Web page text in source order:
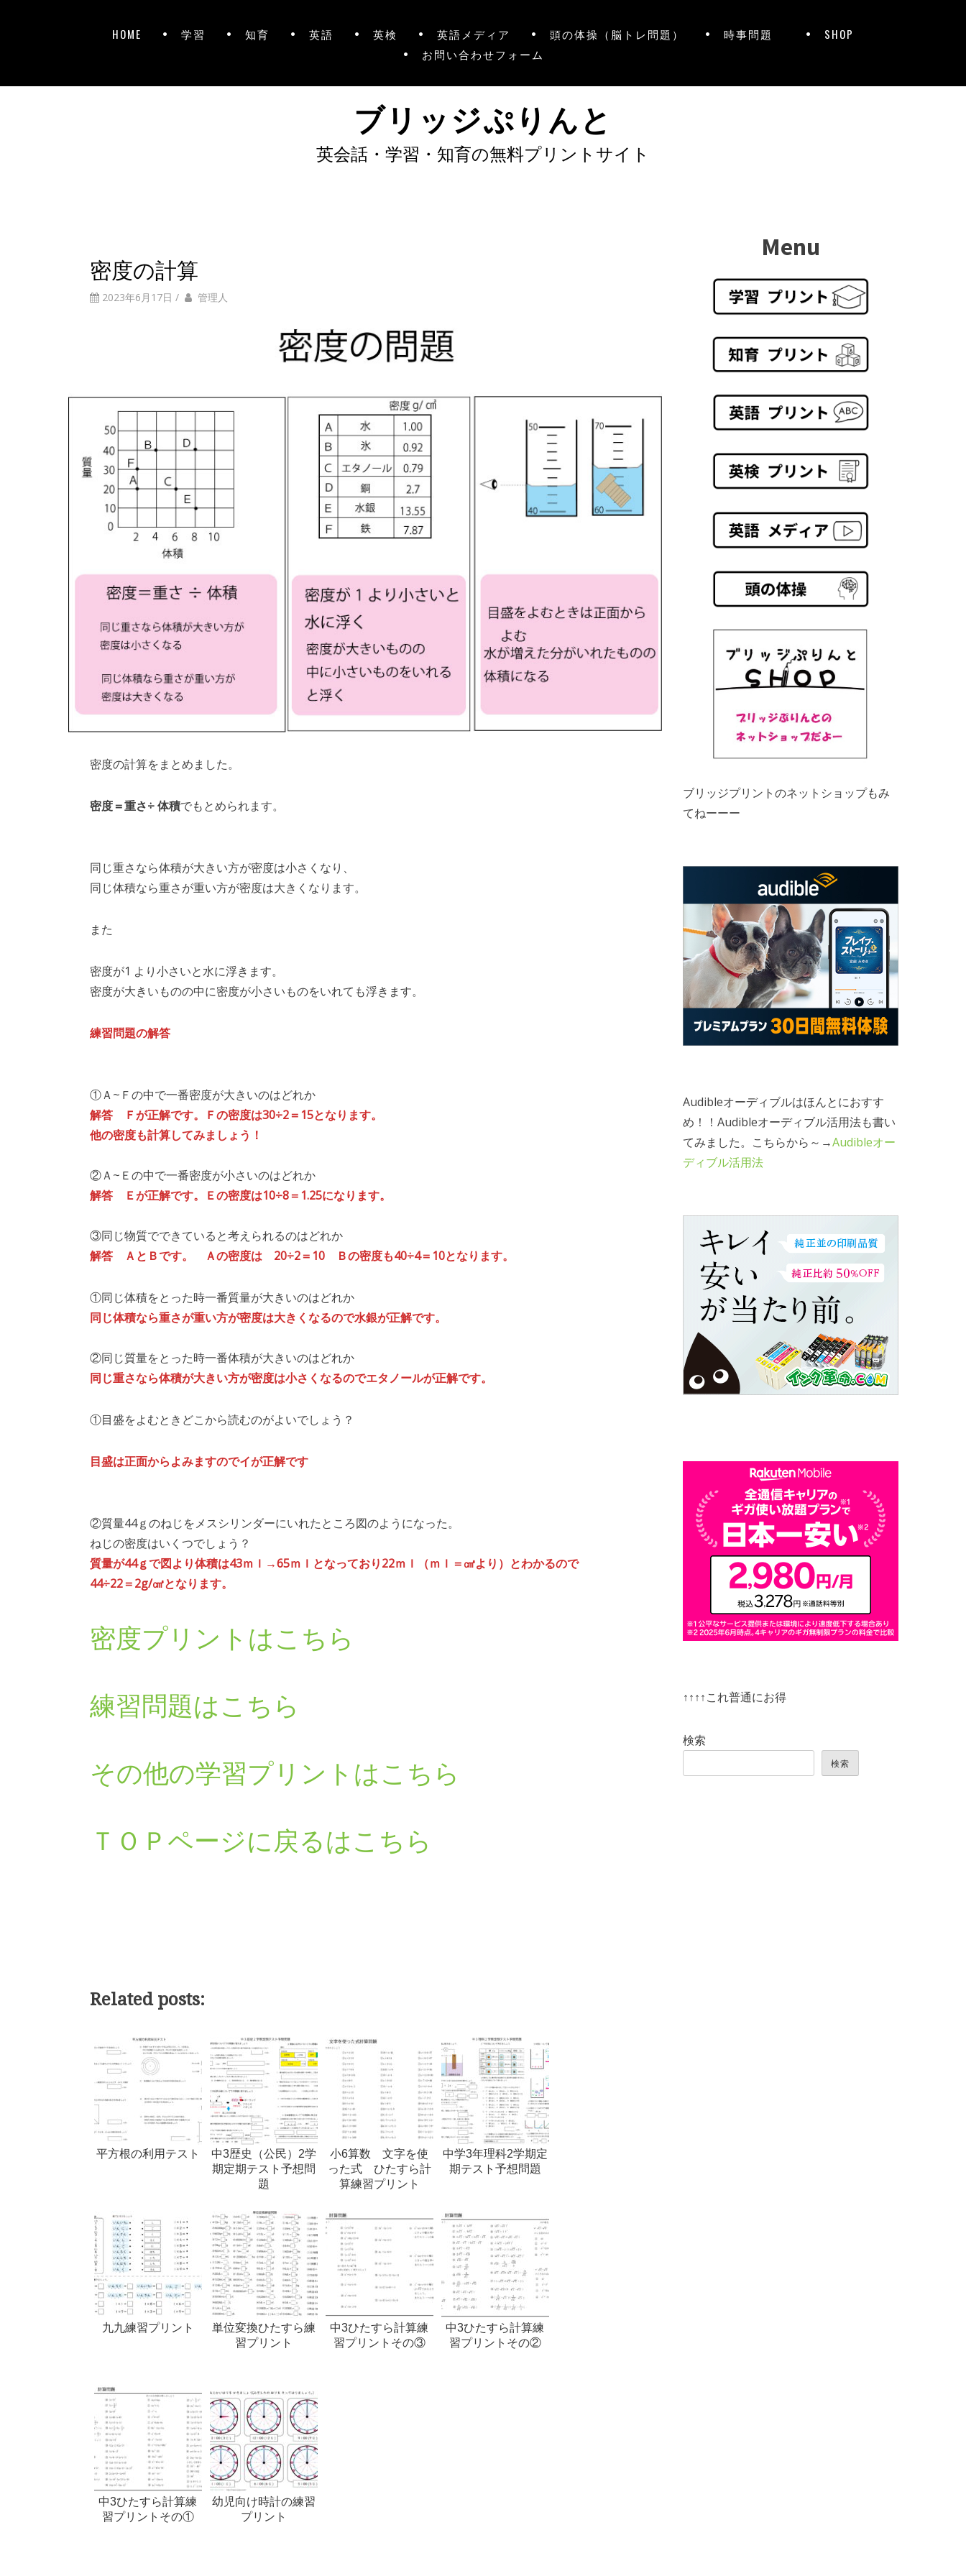
HOME 学習 知育 英語 英検 英語メディア 頭の体操（脳トレ問題） 時事問題
SHOP
お問い合わせフォーム
ブリッジぷりんと
英会話・学習・知育の無料プリントサイト
密度の計算
2023年6月17日 / 管理人
密度の計算をまとめました。
密度＝重さ÷ 体積でもとめられます。
同じ重さなら体積が大きい方が密度は小さくなり、
同じ体積なら重さが重い方が密度は大きくなります。
また
密度が1 より小さいと水に浮きます。
密度が大きいものの中に密度が小さいものをいれても浮きます。
練習問題の解答
①Ａ~Ｆの中で一番密度が大きいのはどれか
解答 Ｆが正解です。Ｆの密度は30÷2＝15となります。
他の密度も計算してみましょう！
②Ａ~Ｅの中で一番密度が小さいのはどれか
解答 Ｅが正解です。Ｅの密度は10÷8＝1.25になります。
③同じ物質でできていると考えられるのはどれか
解答 ＡとＢです。 Ａの密度は 20÷2＝10 Ｂの密度も40÷4＝10となります。
①同じ体積をとった時一番質量が大きいのはどれか
同じ体積なら重さが重い方が密度は大きくなるので水銀が正解です。
②同じ質量をとった時一番体積が大きいのはどれか
同じ重さなら体積が大きい方が密度は小さくなるのでエタノールが正解です。
①目盛をよむときどこから読むのがよいでしょう？
目盛は正面からよみますのでイが正解です
②質量44ｇのねじをメスシリンダーにいれたところ図のようになった。
ねじの密度はいくつでしょう？
質量が44ｇで図より体積は43ｍｌ→65ｍｌとなっており22ｍｌ（ｍｌ＝㎤より）とわかるので
44÷22＝2g/㎤となります。
密度プリントはこちら
練習問題はこちら
その他の学習プリントはこちら
ＴＯＰページに戻るはこちら
Related posts:
平方根の利用テスト
中3歴史（公民）2学
期定期テスト予想問
題
小6算数 文字を使
った式 ひたすら計
算練習プリント
中学3年理科2学期定
期テスト予想問題
九九練習プリント
単位変換ひたすら練
習プリント
中3ひたすら計算練
習プリントその③
中3ひたすら計算練
習プリントその②
中3ひたすら計算練
習プリントその①
幼児向け時計の練習
プリント
Menu
ブリッジプリントのネットショップもみ
てねーーー
Audibleオーディブルはほんとにおすす
め！！Audibleオーディブル活用法も書い
てみました。こちらから～→Audibleオー
ディブル活用法
↑↑↑↑これ普通にお得
検索
検索